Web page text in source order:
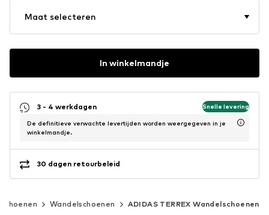
Maat selecteren
In winkelmandje
3 - 4 werkdagen Snelle levering
De definitieve verwachte levertijden worden weergegeven in je
winkelmandje.
30 dagen retourbeleid
Wandelschoenen ADIDAS TERREX Wandelschoenen